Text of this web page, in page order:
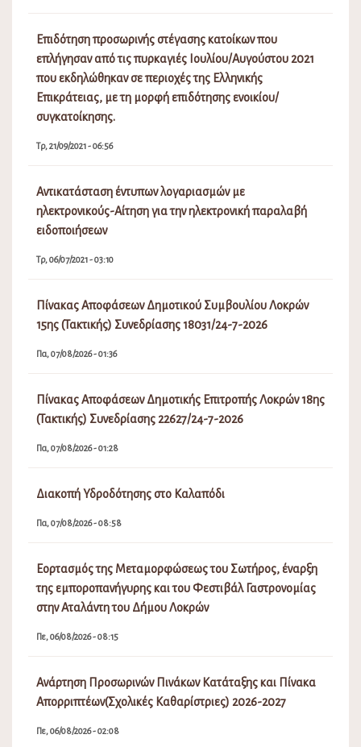
Επιδότηση προσωρινής στέγασης κατοίκων που
επλήγησαν από τις πυρκαγιές Ιουλίου/Αυγούστου 2021
που εκδηλώθηκαν σε περιοχές της Ελληνικής
Επικράτειας, με τη μορφή επιδότησης ενοικίου/
συγκατοίκησης.
Τρ, 21/09/2021 - 06:56
Αντικατάσταση έντυπων λογαριασμών με
ηλεκτρονικούς-Αίτηση για την ηλεκτρονική παραλαβή
ειδοποιήσεων
Τρ, 06/07/2021 - 03:10
Πίνακας Αποφάσεων Δημοτικού Συμβουλίου Λοκρών
15ης (Τακτικής) Συνεδρίασης 18031/24-7-2026
Πα, 07/08/2026 - 01:36
Πίνακας Αποφάσεων Δημοτικής Επιτροπής Λοκρών 18ης
(Τακτικής) Συνεδρίασης 22627/24-7-2026
Πα, 07/08/2026 - 01:28
Διακοπή Υδροδότησης στο Καλαπόδι
Πα, 07/08/2026 - 08:58
Εορτασμός της Μεταμορφώσεως του Σωτήρος, έναρξη
της εμποροπανήγυρης και του Φεστιβάλ Γαστρονομίας
στην Αταλάντη του Δήμου Λοκρών
Πε, 06/08/2026 - 08:15
Ανάρτηση Προσωρινών Πινάκων Κατάταξης και Πίνακα
Απορριπτέων(Σχολικές Καθαρίστριες) 2026-2027
Πε, 06/08/2026 - 02:08